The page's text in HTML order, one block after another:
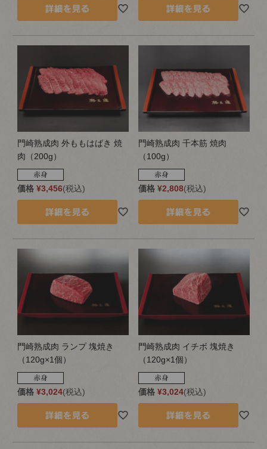
門崎熟成肉 外ももはばき 焼
肉（200g）
価格 ¥3,456 税込
門崎熟成肉 千本筋 焼肉
（100g）
価格 ¥2,808 税込
門崎熟成肉 ランプ 塊焼き
（120g×1個）
価格 ¥3,024 税込
門崎熟成肉 イチボ 塊焼き
（120g×1個）
価格 ¥3,024 税込